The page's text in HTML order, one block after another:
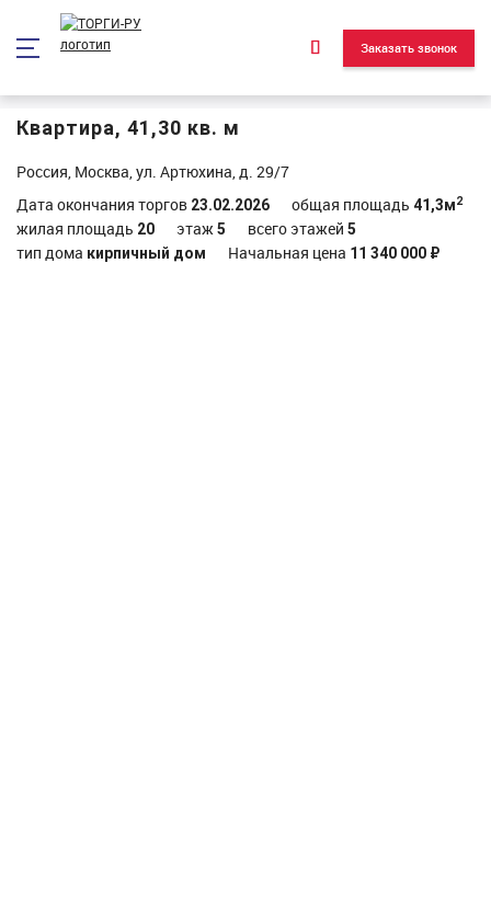
Заказать звонок
Квартира, 41,30 кв. м
Россия, Москва, ул. Артюхина, д. 29/7
Дата окончания торгов 23.02.2026 общая площадь 41,3м2
жилая площадь 20 этаж5 всего этажей 5
тип дома кирпичный дом Начальная цена 11 340 000 ₽